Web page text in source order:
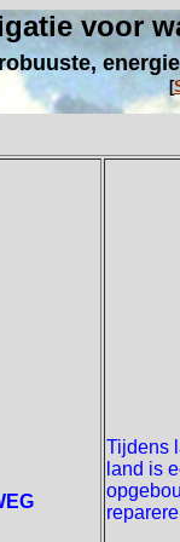
voor
[
Tijdens
land is